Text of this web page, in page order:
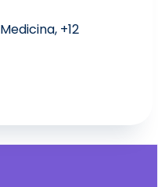
Medicina +12